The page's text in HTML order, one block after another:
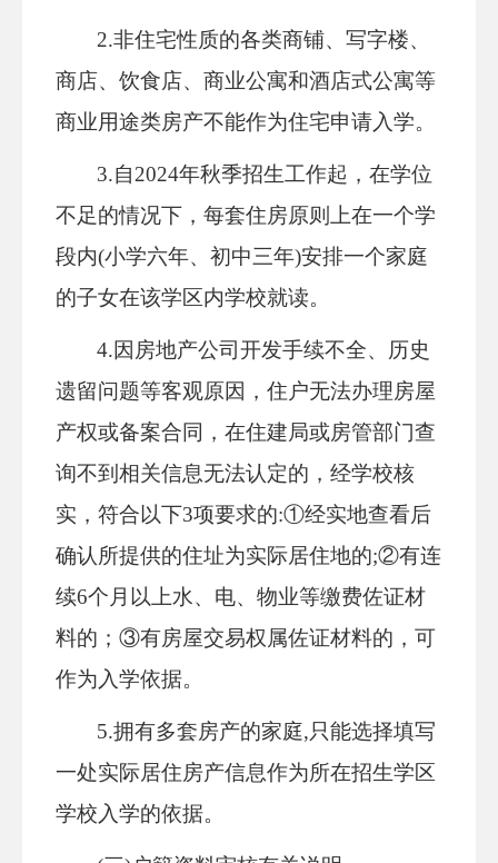
2.非住宅性质的各类商铺、写字楼、
商店、饮食店、商业公寓和酒店式公寓等
商业用途类房产不能作为住宅申请入学。
3.自2024年秋季招生工作起，在学位
不足的情况下，每套住房原则上在一个学
段内(小学六年、初中三年)安排一个家庭
的子女在该学区内学校就读。
4.因房地产公司开发手续不全、历史
遗留问题等客观原因，住户无法办理房屋
产权或备案合同，在住建局或房管部门查
询不到相关信息无法认定的，经学校核
实，符合以下3项要求的:①经实地查看后
确认所提供的住址为实际居住地的;②有连
续6个月以上水、电、物业等缴费佐证材
料的；③有房屋交易权属佐证材料的，可
作为入学依据。
5.拥有多套房产的家庭,只能选择填写
一处实际居住房产信息作为所在招生学区
学校入学的依据。